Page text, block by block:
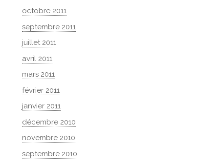
octobre 2011
septembre 2011
juillet 2011
avril 2011
mars 2011
février 2011
janvier 2011
décembre 2010
novembre 2010
septembre 2010